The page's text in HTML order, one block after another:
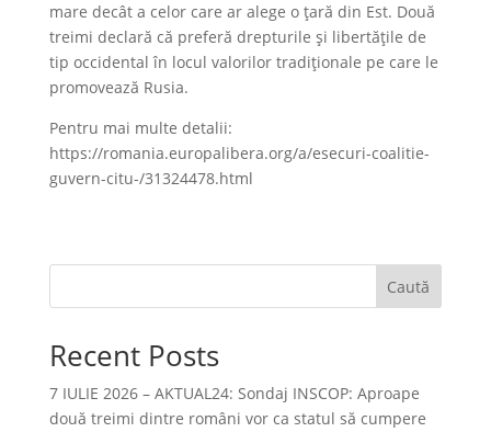
mare decât a celor care ar alege o țară din Est. Două
treimi declară că preferă drepturile și libertățile de
tip occidental în locul valorilor tradiționale pe care le
promovează Rusia.
Pentru mai multe detalii:
https://romania.europalibera.org/a/esecuri-coalitie-
guvern-citu-/31324478.html
Caută
Recent Posts
7 IULIE 2026 – AKTUAL24: Sondaj INSCOP: Aproape
două treimi dintre români vor ca statul să cumpere